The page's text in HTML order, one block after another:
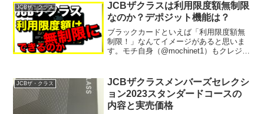
JCBザ・クラス
JCBザクラスは利用限度額無制限
なのか？デポジット機能は？
ブラックカードといえば「利用限度額無
制限！」なんてイメージがあると思いま
す。モチ自身（@mochinet1）もクレジッ
るんだ、なんて思っていました。実際に
私自身、JCB...
JCBザ・クラス
JCBザクラスメンバーズセレクシ
ョン2023スタンダードコースの
内容と実売価格